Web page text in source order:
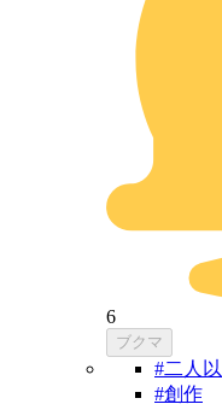
6
ブクマ
#二人
#創作